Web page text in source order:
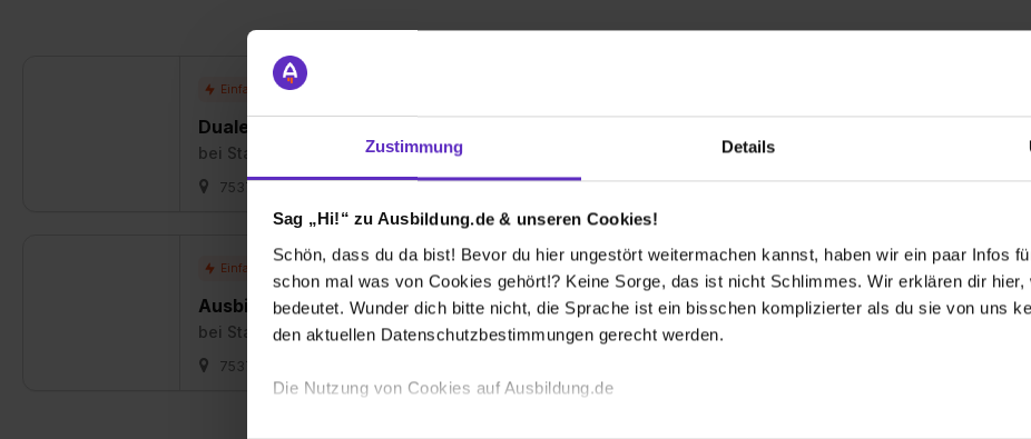
Zustimmung Details
Sag „Hi!“ zu Ausbildung.de & unseren Cookies!
Schön, dass du da bist! Bevor du hier ungestört weitermachen kannst, haben wir ein paar Infos
schon mal was von Cookies gehört!? Keine Sorge, das ist nicht Schlimmes. Wir erklären dir
bedeutet. Wunder dich bitte nicht, die Sprache ist ein bisschen komplizierter als du sie von uns
den aktuellen Datenschutzbestimmungen gerecht werden.
Die Nutzung von Cookies auf Ausbildung.de
Duales Studium Public Management (m/w/d)
bei Stadtverwaltung Bad Liebenzell
75378 Bad Liebenzell
Ausbildung Verwaltungsfachangestellte/r (m/w/d)
bei Stadtverwaltung Bad Liebenzell
75378 Bad Liebenzell